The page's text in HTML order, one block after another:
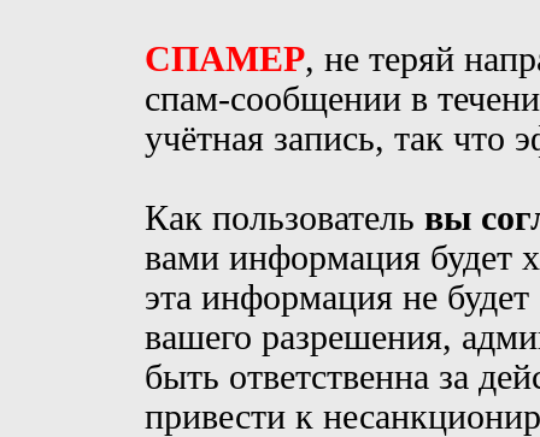
СПАМЕР, не теряй
спам-сообщении в
учётная запись, так что
Как пользователь вы
вами информация будет
эта информация не
вашего разрешения,
быть ответственна за
привести к